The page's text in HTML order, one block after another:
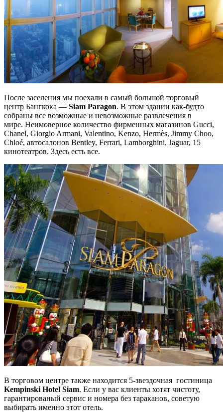
После заселения мы поехали в самый большой торговый
центр Бангкока — Siam Paragon. В этом здании как-будто
собраны все возможные и невозможные развлечения в
мире. Неимоверное количество фирменных магазинов Gucci,
Chanel, Giorgio Armani, Valentino, Kenzo, Hermès, Jimmy Choo,
Chloé, автосалонов Bentley, Ferrari, Lamborghini, Jaguar, 15
кинотеатров. Здесь есть все.
В торговом центре также находится 5-звездочная гостиница
Kempinski Hotel Siam. Если у вас клиенты хотят чистоту,
гарантированый сервис и номера без тараканов, советую
выбирать именно этот отель.